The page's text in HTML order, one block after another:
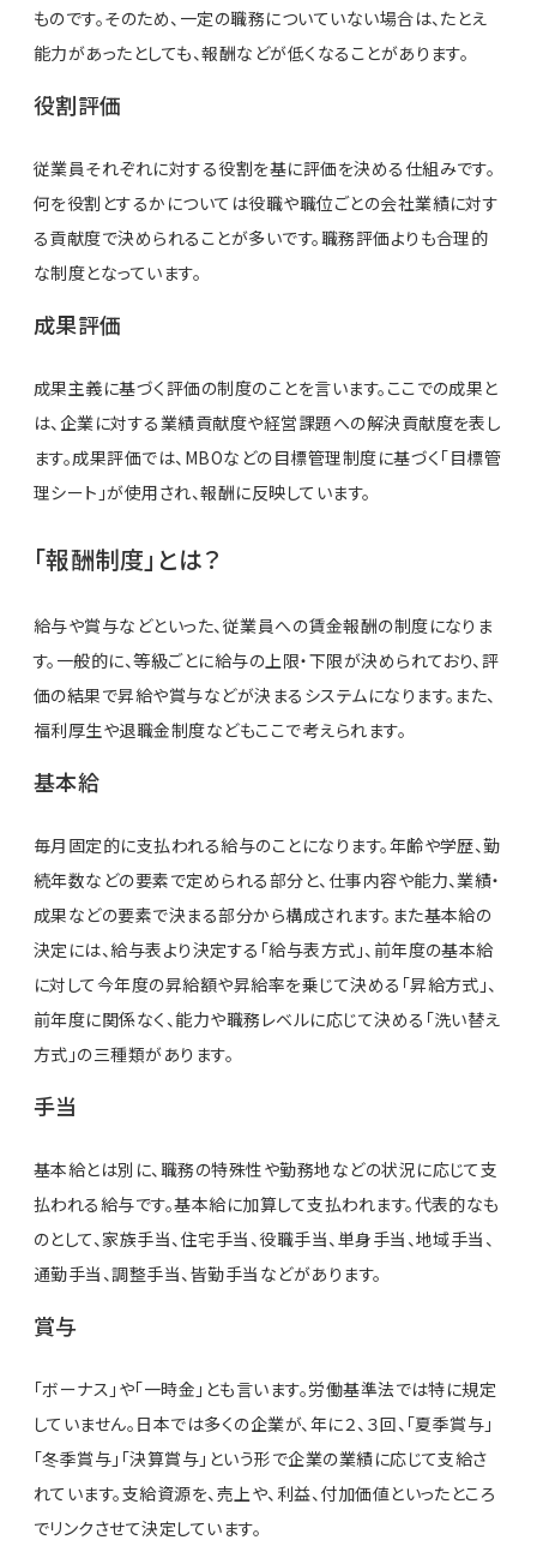
ものです。そのため、一定の職務についていない場合は、たとえ
能力があったとしても、報酬などが低くなることがあります。
役割評価
従業員それぞれに対する役割を基に評価を決める仕組みです。
何を役割とするかについては役職や職位ごとの会社業績に対す
る貢献度で決められることが多いです。職務評価よりも合理的
な制度となっています。
成果評価
成果主義に基づく評価の制度のことを言います。ここでの成果と
は、企業に対する業績貢献度や経営課題への解決貢献度を表し
ます。成果評価では、MBOなどの目標管理制度に基づく「目標管
理シート」が使用され、報酬に反映しています。
「報酬制度」とは？
給与や賞与などといった、従業員への賃金報酬の制度になりま
す。一般的に、等級ごとに給与の上限・下限が決められており、評
価の結果で昇給や賞与などが決まるシステムになります。また、
福利厚生や退職金制度などもここで考えられます。
基本給
毎月固定的に支払われる給与のことになります。年齢や学歴、勤
続年数などの要素で定められる部分と、仕事内容や能力、業績・
成果などの要素で決まる部分から構成されます。また基本給の
決定には、給与表より決定する「給与表方式」、前年度の基本給
に対して今年度の昇給額や昇給率を乗じて決める「昇給方式」、
前年度に関係なく、能力や職務レベルに応じて決める「洗い替え
方式」の三種類があります。
手当
基本給とは別に、職務の特殊性や勤務地などの状況に応じて支
払われる給与です。基本給に加算して支払われます。代表的なも
のとして、家族手当、住宅手当、役職手当、単身手当、地域手当、
通勤手当、調整手当、皆勤手当などがあります。
賞与
「ボーナス」や「一時金」とも言います。労働基準法では特に規定
していません。日本では多くの企業が、年に２、３回、「夏季賞与」
「冬季賞与」「決算賞与」という形で企業の業績に応じて支給さ
れています。支給資源を、売上や、利益、付加価値といったところ
でリンクさせて決定しています。